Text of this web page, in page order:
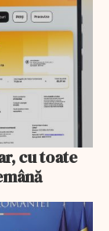
cu toate